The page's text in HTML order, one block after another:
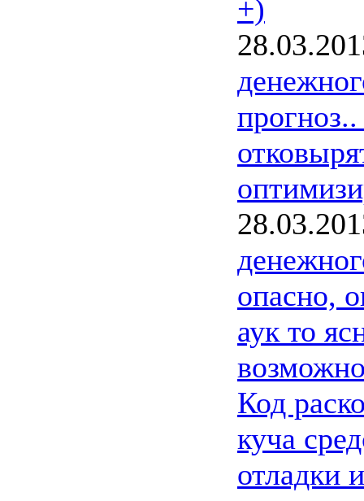
+)
опасно,
аук то
Код
куча
отладки